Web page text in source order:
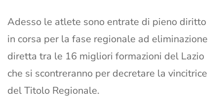
Adesso le atlete sono entrate di pieno diritto
in corsa per la fase regionale ad eliminazione
diretta tra le 16 migliori formazioni del Lazio
che si scontreranno per decretare la vincitrice
del Titolo Regionale.